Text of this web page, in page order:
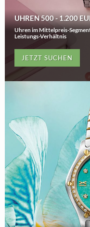
UHREN 500 - 1.200
Uhren im Mittelpreis-
Leistungs-Verhältnis
JETZT SUCHEN